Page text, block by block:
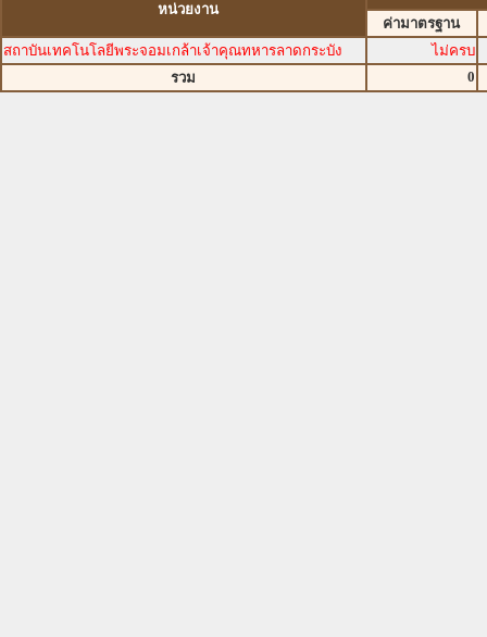
หน่วยงาน
ค่ามาตรฐาน
สถาบันเทคโนโลยีพระจอมเกล้าเจ้าคุณทหารลาดกระบัง
ไม่ครบ
รวม
0